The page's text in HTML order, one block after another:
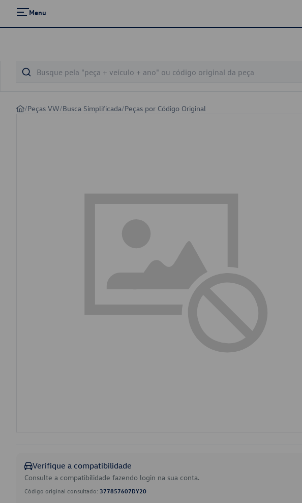
Menu
/Peças VW/Busca Simplificada/Peças por Código Original
Verifique a compatibilidade
Consulte a compatibilidade fazendo login na sua conta.
Código original consultado: 377857607DY20